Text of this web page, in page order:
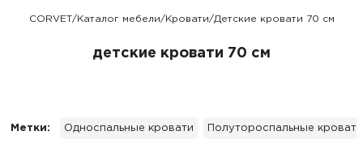
CORVET/Каталог мебели/Кровати/Детские кровати 70 см
детские кровати 70 см
Метки: Односпальные кровати Полутороспальные кровати